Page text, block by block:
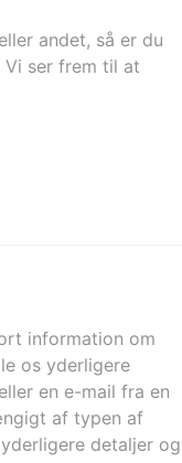
andet, så er du
Vi ser frem til at
information om
os yderligere
en e-mail fra en
af typen af
detaljer og